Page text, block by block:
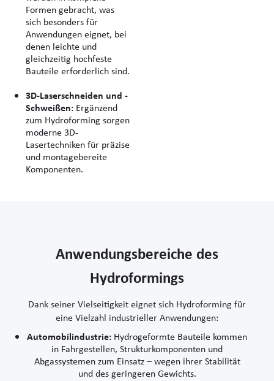
Formen gebracht, was
sich besonders für
Anwendungen eignet, bei
denen leichte und
gleichzeitig hochfeste
Bauteile erforderlich sind.
3D-Laserschneiden und -
Schweißen: Ergänzend
zum Hydroforming sorgen
moderne 3D-
Lasertechniken für präzise
und montagebereite
Komponenten.
Anwendungsbereiche des
Hydroformings
Dank seiner Vielseitigkeit eignet sich Hydroforming für
eine Vielzahl industrieller Anwendungen:
Automobilindustrie: Hydrogeformte Bauteile kommen
in Fahrgestellen, Strukturkomponenten und
Abgassystemen zum Einsatz – wegen ihrer Stabilität
und des geringeren Gewichts.